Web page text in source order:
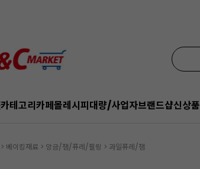
카테고리카페몰레시피대량/사업자브랜드샵신상품
> 베이킹재료 > 앙금/잼/퓨레/필링 > 과일퓨레/잼